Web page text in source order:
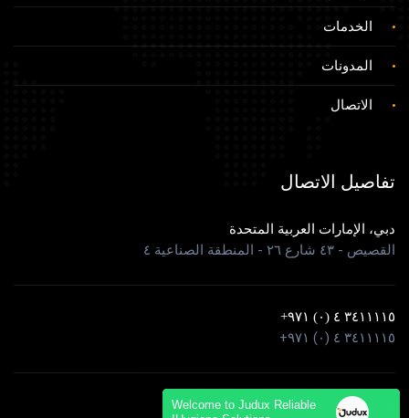
الخدمات
المدونات
الاتصال
تفاصيل الاتصال
دبي، الإمارات العربية المتحدة
القصيص - ٤٣ شارع ٢٦ - المنطقة الصناعية ٤
٣٤١١١١٥ ٤ (٠) ٩٧١+
٣٤١١١١٥ ٤ (٠) ٩٧١+
info@judux.com
Welcome to Judux Reliable